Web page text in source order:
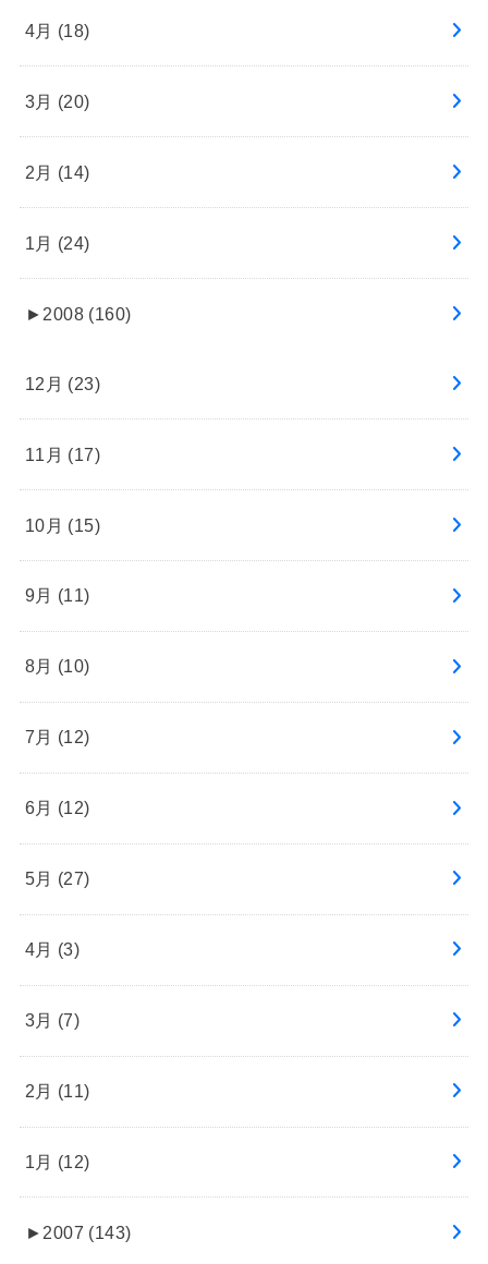
4月 (18)
3月 (20)
2月 (14)
1月 (24)
► 2008 (160)
12月 (23)
11月 (17)
10月 (15)
9月 (11)
8月 (10)
7月 (12)
6月 (12)
5月 (27)
4月 (3)
3月 (7)
2月 (11)
1月 (12)
► 2007 (143)